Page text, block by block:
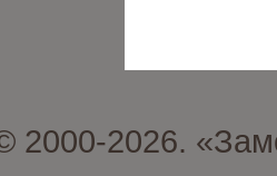
2000-2026.